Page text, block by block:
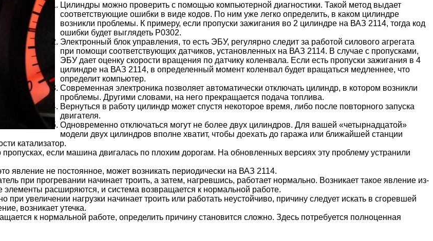
Цилиндры можно проверить с помощью компьютерной диагностики. Такой метод выдает
соответствующие ошибки в виде кодов. По ним уже легко определить, в каком цилиндре
возникли проблемы. К примеру, если пропуски зажигания во 2 цилиндре на ВАЗ 2114, тогда код
ошибки будет выглядеть P0302.
Электронный блок управления, то есть ЭБУ, регулярно следит за работой силового агрегата
при помощи соответствующих датчиков, установленных на ВАЗ 2114. В случае с пропусками,
ЭБУ дает оценку скорости вращения по датчику коленвала. Если есть пропуски зажигания в 4
цилиндре на ВАЗ 2114, в определенный момент коленвал будет вращаться медленнее, что
определит компьютер.
Современная электроника позволяет автоматически отключать цилиндр, в котором возникли
проблемы. Другими словами, на него прекращается подача топлива.
Вернуться в работу цилиндр может спустя некоторое время, либо после повторного запуска
двигателя.
Одновременно отключаться могут не более двух цилиндров. Для вашей «четырнадцатой»
модели двух цилиндров вполне хватит, чтобы доехать до гаража или ближайшей станции
катализатор.
если машина двигалась по плохим дорогам. На обновленных версиях эту проблему устранили
явление не постоянное, может возникать периодически на ВАЗ 2114.
при прогревании начинает троить, а затем, нагревшись, работает нормально. Возникает такое явление из-
элементы расширяются, и система возвращается к нормальной работе.
увеличении нагрузки начинает троить или работать неустойчиво, причину следует искать в сгоревшей
возникает утечка.
к нормальной работе, определить причину становится сложно. Здесь потребуется полноценная